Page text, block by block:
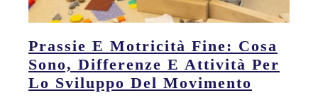
Prassie E Motricità Fine: Cosa
Sono, Differenze E Attività Per
Lo Sviluppo Del Movimento